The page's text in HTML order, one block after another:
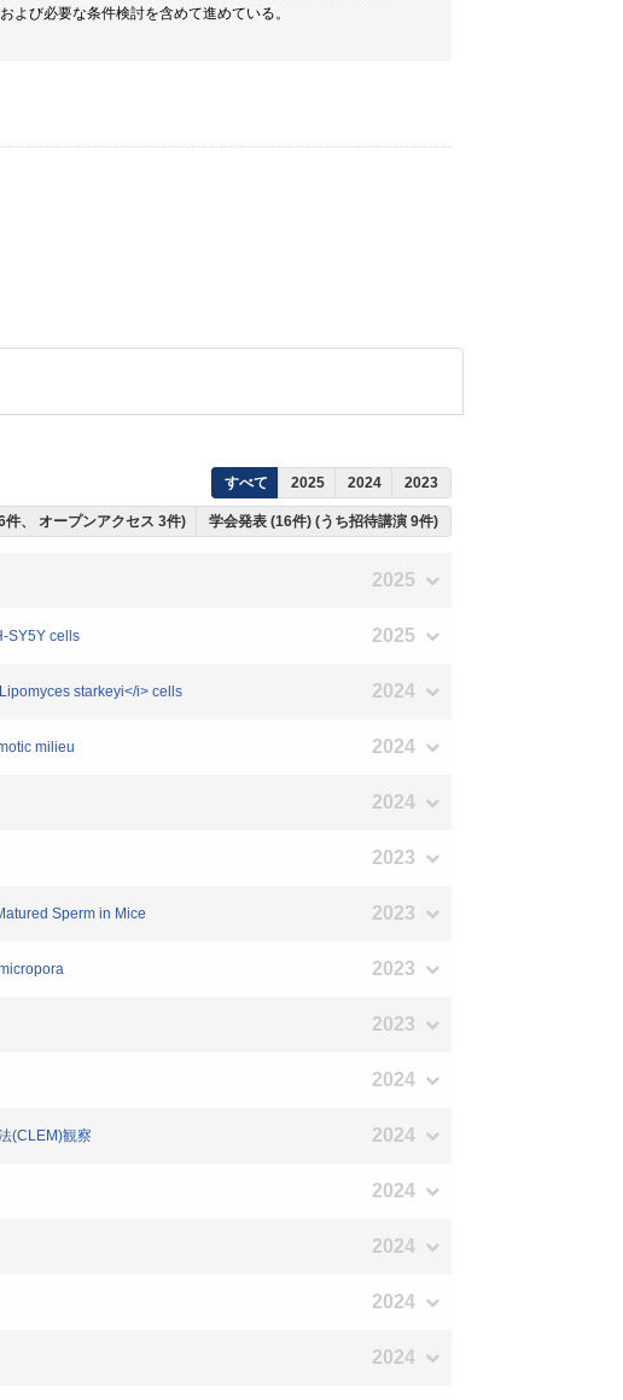
び必要な条件検討を含めて進めている。
すべて 2025 2024 2023
、 オープンアクセス 3件) 学会発表 (16件) (うち招待講演 9件)
2025
SY5Y cells 2025
starkeyi</i> cells 2024
milieu 2024
2024
2023
Sperm in Mice 2023
2023
2023
2024
(CLEM)観察 2024
2024
2024
2024
2024